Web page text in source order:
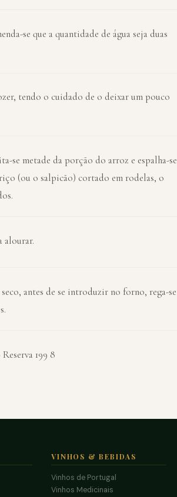
se que a quantidade de água seja duas
tendo o cuidado de o deixar um pouco
se metade da porção do arroz e espalha-se
(ou o salpicão) cortado em rodelas, o
alourar.
antes de se introduzir no forno, rega-se
199 8
VINHOS & BEBIDAS
Vinhos de Portugal
Vinhos Medicinais